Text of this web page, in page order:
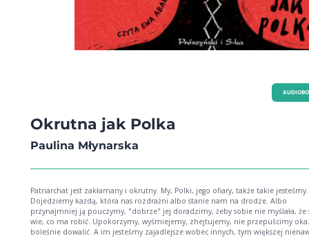
Okrutna jak Polka
Paulina Młynarska
Patriarchat jest zakłamany i okrutny. My, Polki, jego ofiary, także takie jesteśmy.
Dojedziemy każdą, która nas rozdrażni albo stanie nam na drodze. Albo
przynajmniej ją pouczymy, "dobrze" jej doradzimy, żeby sobie nie myślała, że
wie, co ma robić. Upokorzymy, wyśmiejemy, zhejtujemy, nie przepuścimy
boleśnie dowalić. A im jesteśmy zajadlejsze wobec innych, tym większej